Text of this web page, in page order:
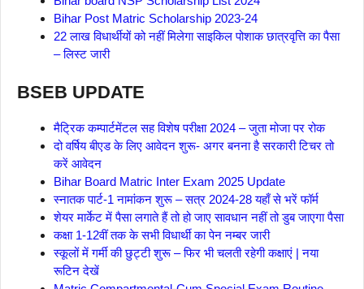
Bihar Post Matric Scholarship 2023-24
22 लाख विधार्थीयों को नहीं मिलेगा साइकिल पोशाक छात्रवृत्ति का पैसा
– लिस्ट जारी
BSEB UPDATE
मैट्रिक कम्पार्टमेंटल सह विशेष परीक्षा 2024 – जुता मोजा पर रोक
दो वर्षिय बीएड के लिए आवेदन शुरू- अगर बनना है सरकारी टिचर तो
करें आवेदन
Bihar Board Matric Inter Exam 2025 Update
स्नातक पार्ट-1 नामांकन शुरू – सत्र 2024-28 यहाँ से भरें फॉर्म
शेयर मार्केट में पैसा लगाते हैं तो हो जाए सावधान नहीं तो डुब जाएगा पैसा
कक्षा 1-12वीं तक के सभी विधार्थी का पेन नम्बर जारी
स्कूलों में गर्मी की छुट्टी शुरू – फिर भी चलती रहेगी कक्षाएं | नया
रूटिन देखें